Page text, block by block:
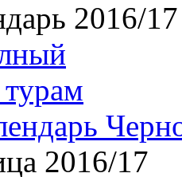
2016/17
2016/17